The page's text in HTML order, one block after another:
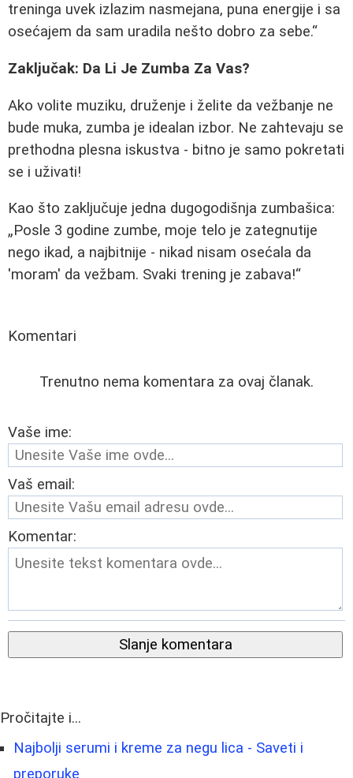
treninga uvek izlazim nasmejana, puna energije i sa
osećajem da sam uradila nešto dobro za sebe.
Zaključak: Da Li Je Zumba Za Vas?
Ako volite muziku, druženje i želite da vežbanje ne
bude muka, zumba je idealan izbor. Ne zahtevaju se
prethodna plesna iskustva - bitno je samo pokretati
se i uživati!
Kao što zaključuje jedna dugogodišnja zumbašica:
Posle 3 godine zumbe, moje telo je zategnutije
nego ikad, a najbitnije - nikad nisam osećala da
'moram' da vežbam. Svaki trening je zabava!
Komentari
Trenutno nema komentara za ovaj članak.
Vaše ime:
Vaš email:
Komentar:
Slanje komentara
Pročitajte i...
Najbolji serumi i kreme za negu lica - Saveti i
preporuke